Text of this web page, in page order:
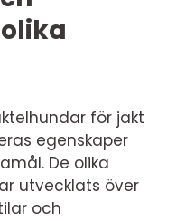
för jakt
egenskaper
De olika
utvecklats över
och